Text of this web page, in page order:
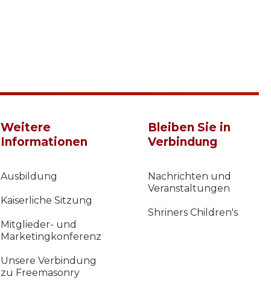
Weitere
Informationen
Ausbildung
Kaiserliche Sitzung
Mitglieder- und
Marketingkonferenz
Unsere Verbindung
zu Freemasonry
Bleiben Sie in
Verbindung
Nachrichten und
Veranstaltungen
Shriners Children's